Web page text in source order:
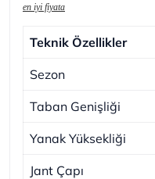
en iyi fiyata
Teknik Özellikler
Sezon
Taban Genişliği
Yanak Yüksekliği
Jant Çapı